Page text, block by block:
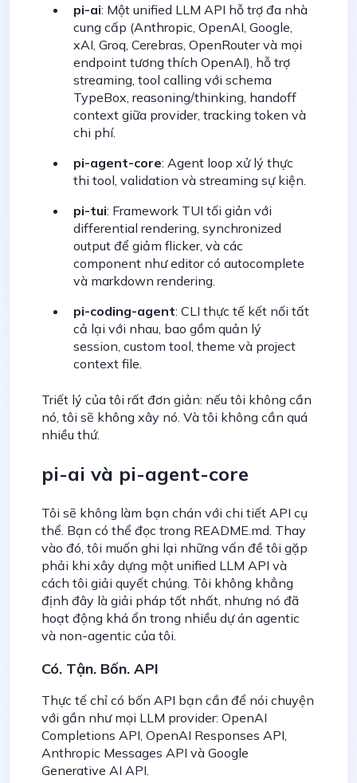
pi-ai: Một unified LLM API hỗ trợ đa nhà
cung cấp (Anthropic, OpenAI, Google,
xAI, Groq, Cerebras, OpenRouter và mọi
endpoint tương thích OpenAI), hỗ trợ
streaming, tool calling với schema
TypeBox, reasoning/thinking, handoff
context giữa provider, tracking token và
chi phí.
pi-agent-core: Agent loop xử lý thực
thi tool, validation và streaming sự kiện.
pi-tui: Framework TUI tối giản với
differential rendering, synchronized
output để giảm flicker, và các
component như editor có autocomplete
và markdown rendering.
pi-coding-agent: CLI thực tế kết nối tất
cả lại với nhau, bao gồm quản lý
session, custom tool, theme và project
context file.
Triết lý của tôi rất đơn giản: nếu tôi không cần
nó, tôi sẽ không xây nó. Và tôi không cần quá
nhiều thứ.
pi-ai và pi-agent-core
Tôi sẽ không làm bạn chán với chi tiết API cụ
thể. Bạn có thể đọc trong README.md. Thay
vào đó, tôi muốn ghi lại những vấn đề tôi gặp
phải khi xây dựng một unified LLM API và
cách tôi giải quyết chúng. Tôi không khẳng
định đây là giải pháp tốt nhất, nhưng nó đã
hoạt động khá ổn trong nhiều dự án agentic
và non-agentic của tôi.
Có. Tận. Bốn. API
Thực tế chỉ có bốn API bạn cần để nói chuyện
với gần như mọi LLM provider: OpenAI
Completions API, OpenAI Responses API,
Anthropic Messages API và Google
Generative AI API.